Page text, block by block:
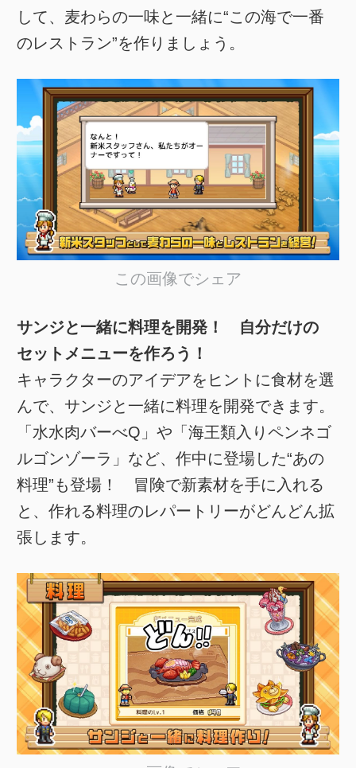
して、麦わらの一味と一緒に“この海で一番
のレストラン”を作りましょう。
この画像でシェア
サンジと一緒に料理を開発！ 自分だけの
セットメニューを作ろう！
キャラクターのアイデアをヒントに食材を選
んで、サンジと一緒に料理を開発できます。
「水水肉バーべQ」や「海王類入りペンネゴ
ルゴンゾーラ」など、作中に登場した“あの
料理”も登場！ 冒険で新素材を手に入れる
と、作れる料理のレパートリーがどんどん拡
張します。